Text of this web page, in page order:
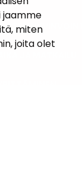
jaamme
miten
joita olet
HYVINVOINTI
JA MATKAILU